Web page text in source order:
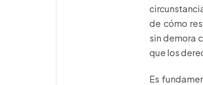
de cómo
sin demora
que los
Es